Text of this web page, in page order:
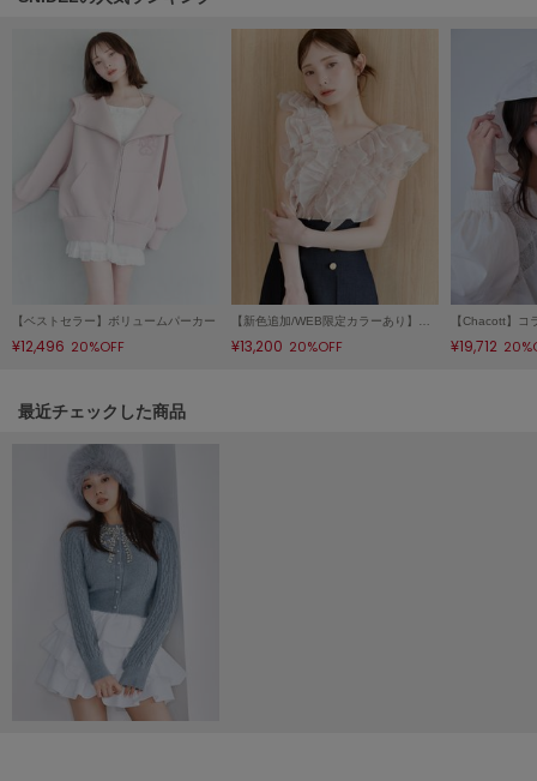
リトルユニオン トウキョウ
made of Organics
メイドオブオーガニクス
MICHU COQUETTE
ミチュ コケット
ミースロエ
miies miim
ミーエスミーム
ミュシャ
NEW Balance
ニューバランス
【ベストセラー】ボリュームパーカー
¥12,496 20%OFF
【新色追加/WEB限定カラーあり】ノースリフリルブラウス
¥13,200 20%OFF ¥19,712
関連記事
最近チェックした商品